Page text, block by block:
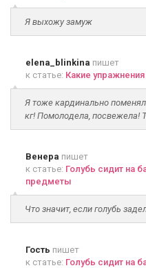
Я выхожу замуж
elena_blinkina пишет
к статье: Какие
Я тоже кардинально
кг! Помолодела, посвежела!
Венера пишет
к статье: Голубь сидит на
предметы
Что значит, если голубь
Гость пишет
к статье: Голубь сидит на